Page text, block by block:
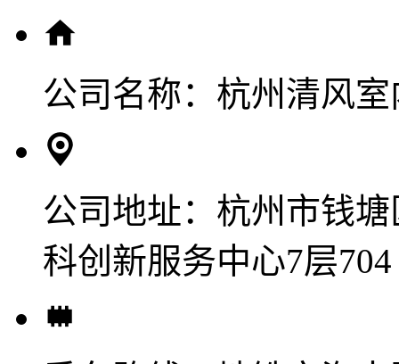
公司名称： 杭州清风
公司地址： 杭州市钱
科创新服务中心7层704